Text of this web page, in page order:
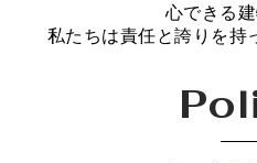
心できる
私たちは責任と誇りを持